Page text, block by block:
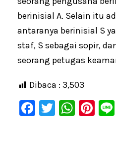
berinisial A. Selain itu
antaranya berinisial S
staf, S sebagai sopir,
seorang petugas
Dibaca : 3,503
F
T
W Pi